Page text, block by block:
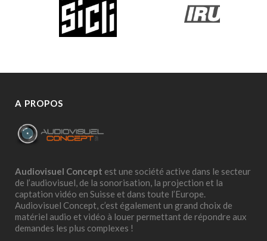
A PROPOS
Audiovisuel Concept est une société active dans le secteur
de l’audiovisuel, de la sonorisation, la projection et la
captation vidéo en Suisse et dans toute l’Europe.
Audiovisuel Concept, c’est également un grand choix de
matériel audio et vidéo à louer permettant de répondre aux
demandes les plus complexes !